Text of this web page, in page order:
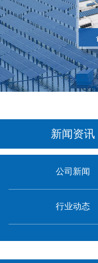
新闻资讯
公司新闻
行业动态